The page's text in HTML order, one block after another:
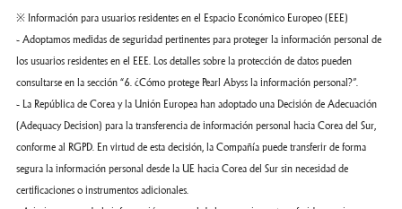
※ Información para usuarios residentes en el Espacio Económico Europeo (EEE)
- Adoptamos medidas de seguridad pertinentes para proteger la información personal de
los usuarios residentes en el EEE. Los detalles sobre la protección de datos pueden
consultarse en la sección “6. ¿Cómo protege Pearl Abyss la información personal?”.
- La República de Corea y la Unión Europea han adoptado una Decisión de Adecuación
(Adequacy Decision) para la transferencia de información personal hacia Corea del Sur,
conforme al RGPD. En virtud de esta decisión, la Compañía puede transferir de forma
segura la información personal desde la UE hacia Corea del Sur sin necesidad de
certificaciones o instrumentos adicionales.